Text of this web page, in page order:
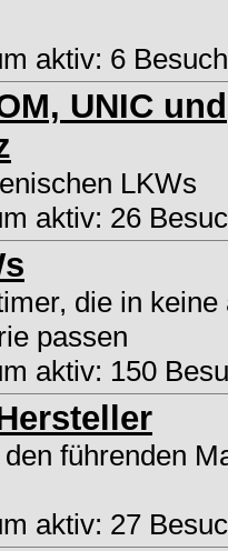
aktiv: 6
UNIC und
LKWs
aktiv: 26
die in keine
passen
aktiv: 150
führenden
aktiv: 27